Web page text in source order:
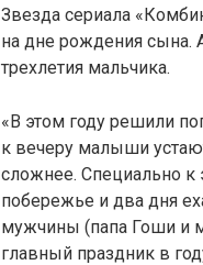
Звезда сериала
на дне рождения сына.
трехлетия мальчика.
«В этом году решили
к вечеру малыши
сложнее. Специально
побережье и два дня
мужчины (папа Гоши и
главный праздник в